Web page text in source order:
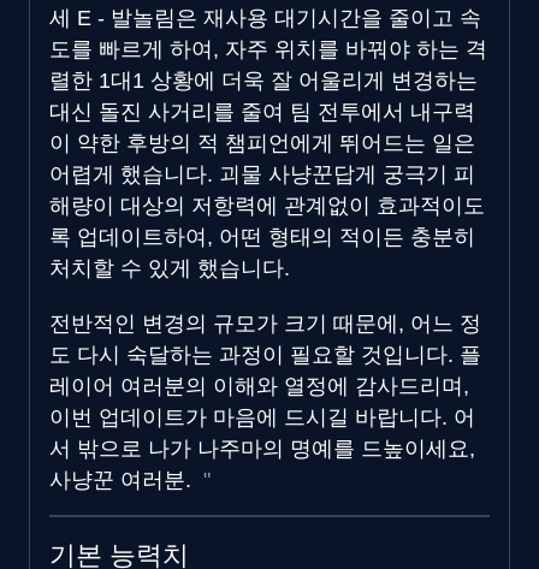
세 E - 발놀림은 재사용 대기시간을 줄이고 속
도를 빠르게 하여, 자주 위치를 바꿔야 하는 격
렬한 1대1 상황에 더욱 잘 어울리게 변경하는
대신 돌진 사거리를 줄여 팀 전투에서 내구력
이 약한 후방의 적 챔피언에게 뛰어드는 일은
어렵게 했습니다. 괴물 사냥꾼답게 궁극기 피
해량이 대상의 저항력에 관계없이 효과적이도
록 업데이트하여, 어떤 형태의 적이든 충분히
처치할 수 있게 했습니다.
전반적인 변경의 규모가 크기 때문에, 어느 정
도 다시 숙달하는 과정이 필요할 것입니다. 플
레이어 여러분의 이해와 열정에 감사드리며,
이번 업데이트가 마음에 드시길 바랍니다. 어
서 밖으로 나가 나주마의 명예를 드높이세요,
사냥꾼 여러분.
기본 능력치